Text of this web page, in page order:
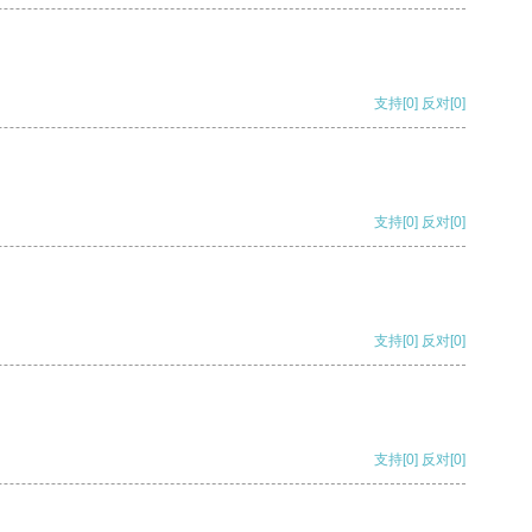
支持[0] 反对[0]
支持[0] 反对[0]
支持[0] 反对[0]
支持[0] 反对[0]